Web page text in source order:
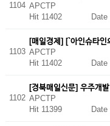
1104 APCTP
Hit 11402
Date
1103
[매일경제] [`아인슈타
APCTP
Hit 11402
Date
1102
[경북매일신문] 우주개
APCTP
Hit 11399
Date